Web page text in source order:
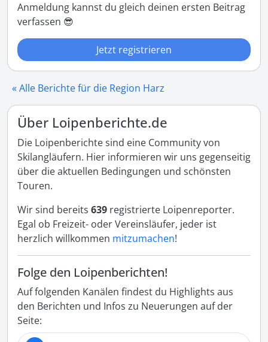
Anmeldung kannst du gleich deinen ersten Beitrag
verfassen 😎
Jetzt registrieren
« Alle Berichte für die Region Harz
Über Loipenberichte.de
Die Loipenberichte sind eine Community von
Skilangläufern. Hier informieren wir uns gegenseitig
über die aktuellen Bedingungen und schönsten
Touren.
Wir sind bereits 639 registrierte Loipenreporter.
Egal ob Freizeit- oder Vereinsläufer, jeder ist
herzlich willkommen mitzumachen!
Folge den Loipenberichten!
Auf folgenden Kanälen findest du Highlights aus
den Berichten und Infos zu Neuerungen auf der
Seite: